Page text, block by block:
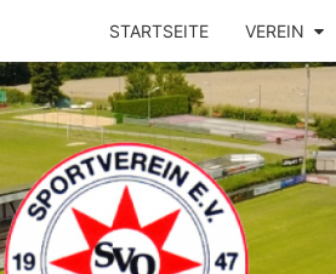
STARTSEITE VEREIN